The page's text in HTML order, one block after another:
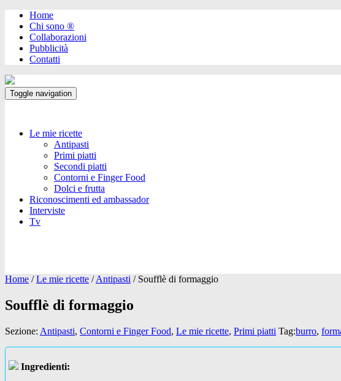
Home
Chi sono ®️
Collaborazioni
Pubblicità
Contatti
Toggle navigation
Le mie ricette
Antipasti
Primi piatti
Secondi piatti
Contorni e Finger Food
Dolci e frutta
Riconoscimenti ed ambassador
Interviste
Tv
Home /Le mie ricette /Antipasti / Soufflè di formaggio
Soufflè di formaggio
Sezione: Antipasti, Contorni e Finger Food, Le mie ricette, Primi piatti Tag:burro,
Ingredienti: